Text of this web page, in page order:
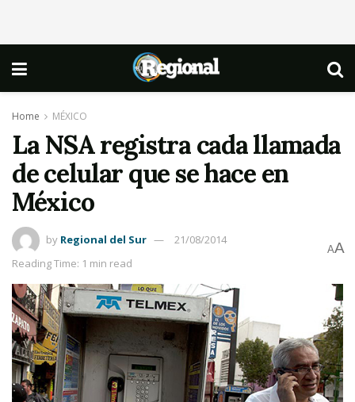
Home MÉXICO
La NSA registra cada llamada
de celular que se hace en
México
by Regional del Sur
21/08/2014
Reading Time: 1 min read
AA